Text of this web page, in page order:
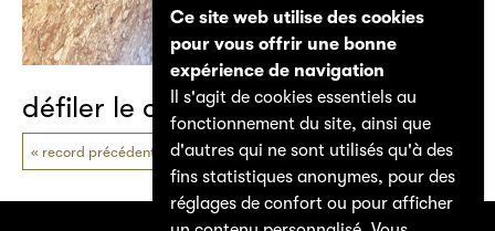
défiler le catalogue
record précédent prochain record
Ce site web utilise des cookies
pour vous offrir une bonne
expérience de navigation
Il s'agit de cookies essentiels au
fonctionnement du site, ainsi que
d'autres qui ne sont utilisés qu'à des
fins statistiques anonymes, pour des
réglages de confort ou pour afficher